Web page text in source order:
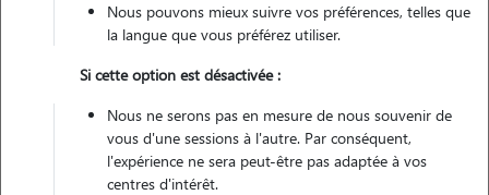
Nos dog sitters à Pleudihen-sur-
Nous pouvons mieux suivre vos préférences, telles que
la langue que vous préférez utiliser.
Si cette option est désactivée :
Nous ne serons pas en mesure de nous souvenir de
vous d'une sessions à l'autre. Par conséquent,
l'expérience ne sera peut-être pas adaptée à vos
centres d'intérêt.